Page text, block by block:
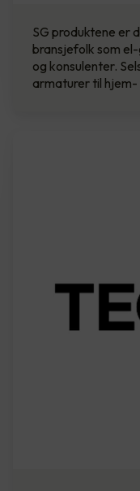
SG produktene er
bransjefolk som
og konsulenter.
armaturer til